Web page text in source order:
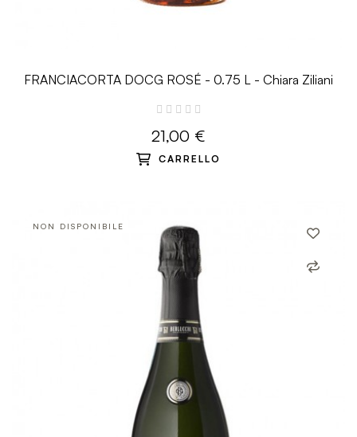
FRANCIACORTA DOCG ROSÉ - 0.75 L - Chiara Ziliani
21,00 €
CARRELLO
NON DISPONIBILE